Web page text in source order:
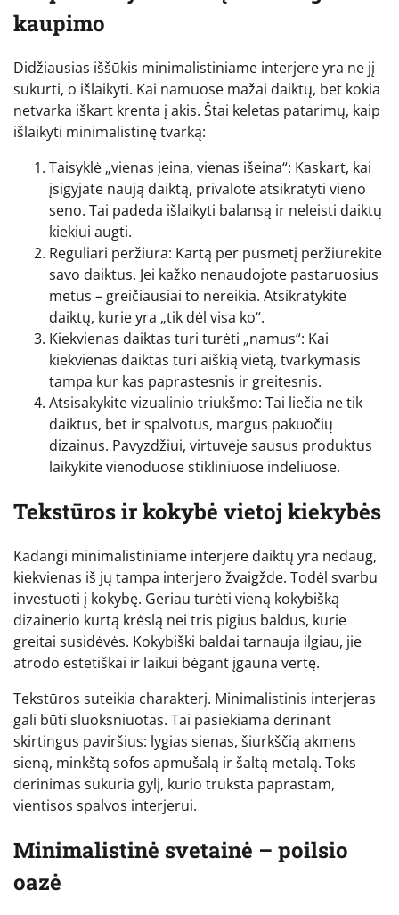
kaupimo
Didžiausias iššūkis minimalistiniame interjere yra ne jį
sukurti, o išlaikyti. Kai namuose mažai daiktų, bet kokia
netvarka iškart krenta į akis. Štai keletas patarimų, kaip
išlaikyti minimalistinę tvarką:
Taisyklė „vienas įeina, vienas išeina“: Kaskart, kai
įsigyjate naują daiktą, privalote atsikratyti vieno
seno. Tai padeda išlaikyti balansą ir neleisti daiktų
kiekiui augti.
Reguliari peržiūra: Kartą per pusmetį peržiūrėkite
savo daiktus. Jei kažko nenaudojote pastaruosius
metus – greičiausiai to nereikia. Atsikratykite
daiktų, kurie yra „tik dėl visa ko“.
Kiekvienas daiktas turi turėti „namus“: Kai
kiekvienas daiktas turi aiškią vietą, tvarkymasis
tampa kur kas paprastesnis ir greitesnis.
Atsisakykite vizualinio triukšmo: Tai liečia ne tik
daiktus, bet ir spalvotus, margus pakuočių
dizainus. Pavyzdžiui, virtuvėje sausus produktus
laikykite vienoduose stikliniuose indeliuose.
Tekstūros ir kokybė vietoj kiekybės
Kadangi minimalistiniame interjere daiktų yra nedaug,
kiekvienas iš jų tampa interjero žvaigžde. Todėl svarbu
investuoti į kokybę. Geriau turėti vieną kokybišką
dizainerio kurtą krėslą nei tris pigius baldus, kurie
greitai susidėvės. Kokybiški baldai tarnauja ilgiau, jie
atrodo estetiškai ir laikui bėgant įgauna vertę.
Tekstūros suteikia charakterį. Minimalistinis interjeras
gali būti sluoksniuotas. Tai pasiekiama derinant
skirtingus paviršius: lygias sienas, šiurkščią akmens
sieną, minkštą sofos apmušalą ir šaltą metalą. Toks
derinimas sukuria gylį, kurio trūksta paprastam,
vientisos spalvos interjerui.
Minimalistinė svetainė – poilsio
oazė